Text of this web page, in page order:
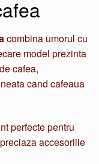
combina umorul cu
model prezinta
cafea,
cand cafeaua
perfecte pentru
accesoriile